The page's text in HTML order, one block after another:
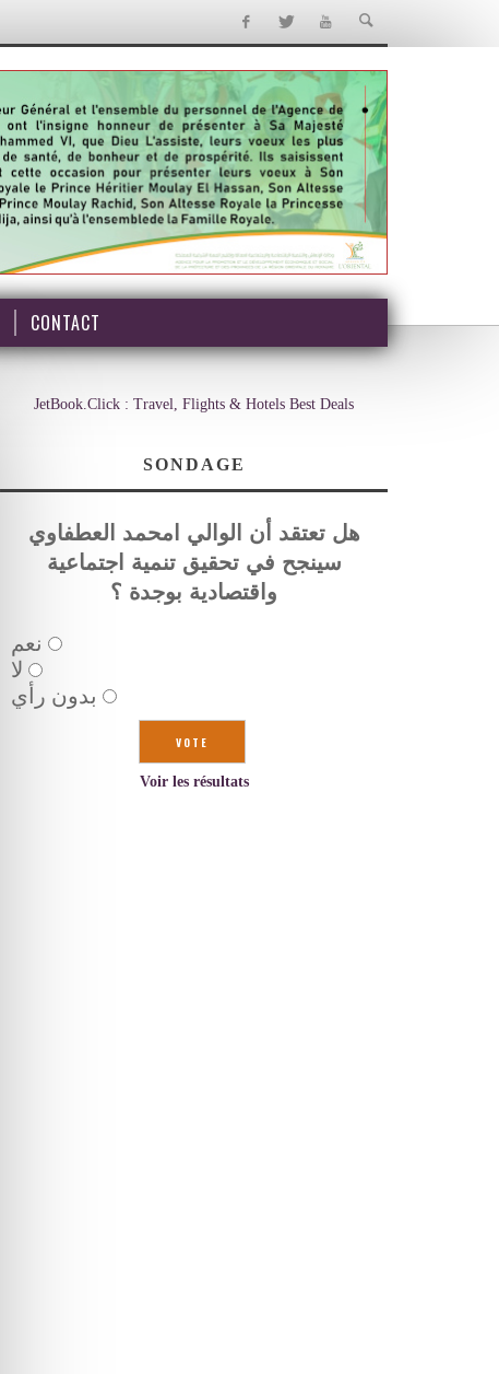
CONTACT
JetBook.Click : Travel, Flights & Hotels Best Deals
SONDAGE
هل تعتقد أن الوالي امحمد العطفاوي
سينجح في تحقيق تنمية اجتماعية
واقتصادية بوجدة ؟
نعم
لا
بدون رأي
Voir les résultats